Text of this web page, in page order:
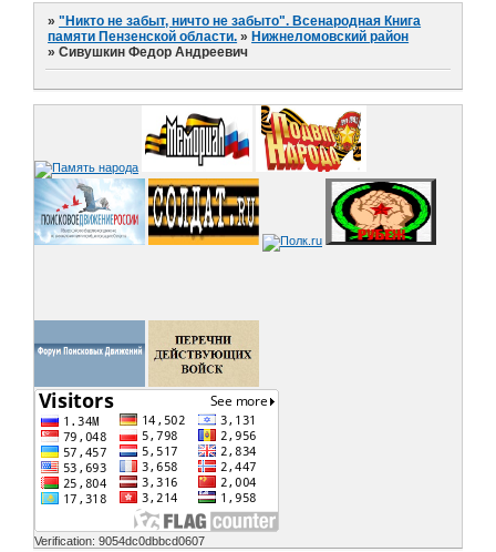
»"Никто не забыт, ничто не забыто". Всенародная Книга
памяти Пензенской области. » Нижнеломовский район
»Сивушкин Федор Андреевич
Verification: 9054dc0dbbcd0607